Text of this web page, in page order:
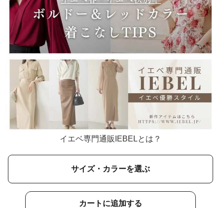
イエベ専門通販IEBELとは？
サイズ・カラーを選ぶ
カートに追加する